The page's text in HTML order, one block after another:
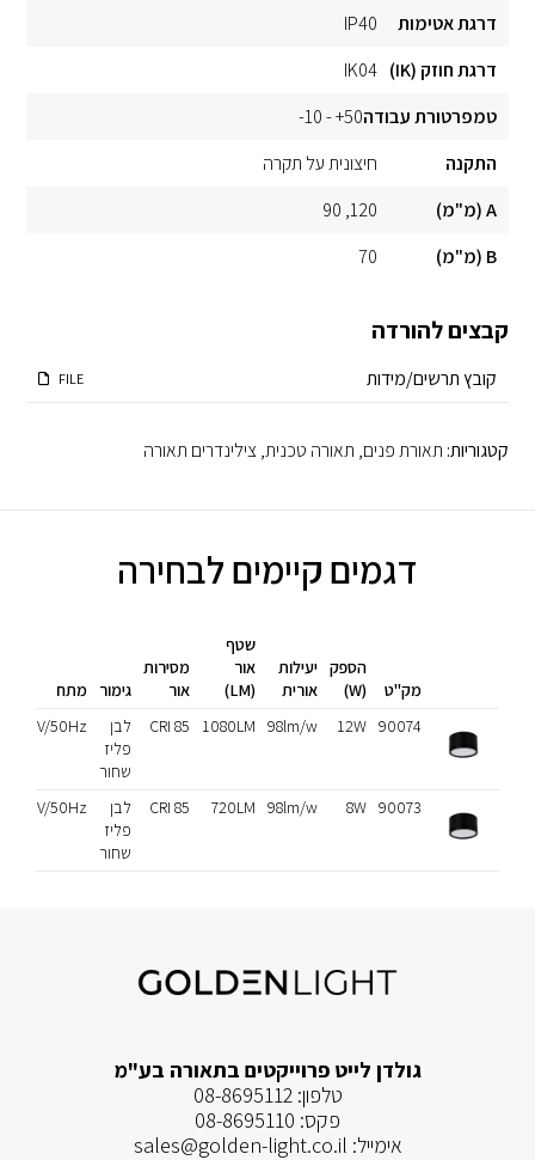
דרגת אטימות
IP40
דרגת חוזק (IK)
IK04
טמפרטורת עבודה50+ - 10-
התקנה
חיצונית על תקרה
A (מ"מ)
120
90
B (מ"מ)
70
קבצים להורדה
קובץ תרשים/מידות FILE
קטגוריות: תאורת פנים, תאורה טכנית, צילינדרים תאורה
דגמים קיימים לבחירה
מק"ט
הספק
(W)
יעילות
אורית
שטף
אור
(LM)
מסירות
אור
גימור
מתח
90074
12W
98lm/w
1080LM
CRI 85
לבן
פליז
שחור
230V/50Hz
90073
8W
98lm/w
720LM
CRI 85
לבן
פליז
שחור
230V/50Hz
גולדן לייט פרוייקטים בתאורה בע"מ
טלפון:08-8695112
פקס: 08-8695110
אימייל: sales@golden-light.co.il